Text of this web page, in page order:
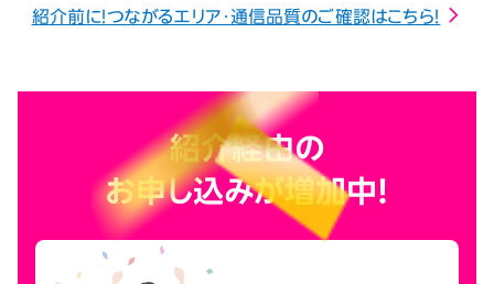
紹介前に！つながるエリア・通信品質のご確認はこちら！
紹介経由の
お申し込みが増加中！